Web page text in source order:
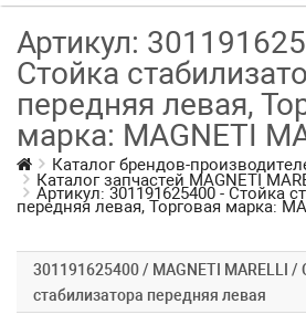
Артикул:
Стойка
передняя левая,
марка: MAGNETI
Каталог брендов-
Каталог запчастей MAGNETI
Артикул: 301191625400 - Стойка
передняя левая, Торговая марка:
301191625400 / MAGNETI MARELLI /
стабилизатора передняя левая